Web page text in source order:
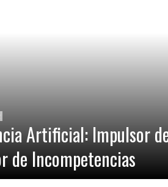
Artificial: Impulsor
de Incompetencias